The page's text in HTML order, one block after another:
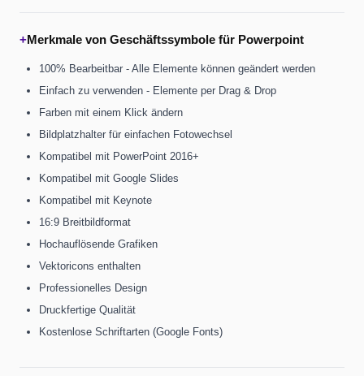
+Merkmale von Geschäftssymbole für Powerpoint
100% Bearbeitbar - Alle Elemente können geändert werden
Einfach zu verwenden - Elemente per Drag & Drop
Farben mit einem Klick ändern
Bildplatzhalter für einfachen Fotowechsel
Kompatibel mit PowerPoint 2016+
Kompatibel mit Google Slides
Kompatibel mit Keynote
16:9 Breitbildformat
Hochauflösende Grafiken
Vektoricons enthalten
Professionelles Design
Druckfertige Qualität
Kostenlose Schriftarten (Google Fonts)